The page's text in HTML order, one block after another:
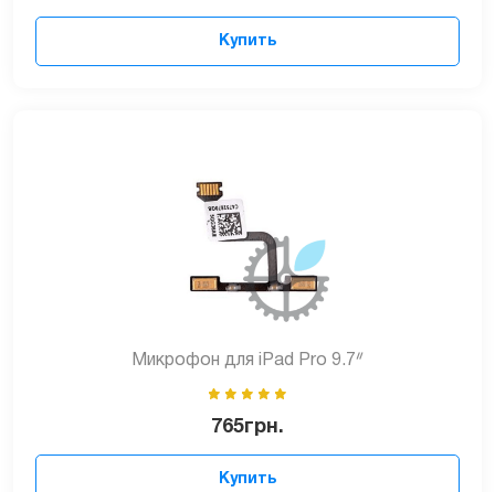
Купить
Микрофон для iPad Pro 9.7ᐥ
765грн.
Купить